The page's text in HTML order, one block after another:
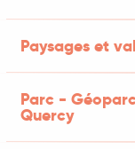
Paysages et
Parc -
Quercy